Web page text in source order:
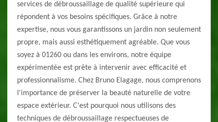
services de débroussaillage de qualité supérieure qui
répondent à vos besoins spécifiques. Grâce à notre
expertise, nous vous garantissons un jardin non seulement
propre, mais aussi esthétiquement agréable. Que vous
soyez à 01260 ou dans les environs, notre équipe
expérimentée est prête à intervenir avec efficacité et
professionnalisme. Chez Bruno Elagage, nous comprenons
l'importance de préserver la beauté naturelle de votre
espace extérieur. C'est pourquoi nous utilisons des
techniques de débroussaillage respectueuses de